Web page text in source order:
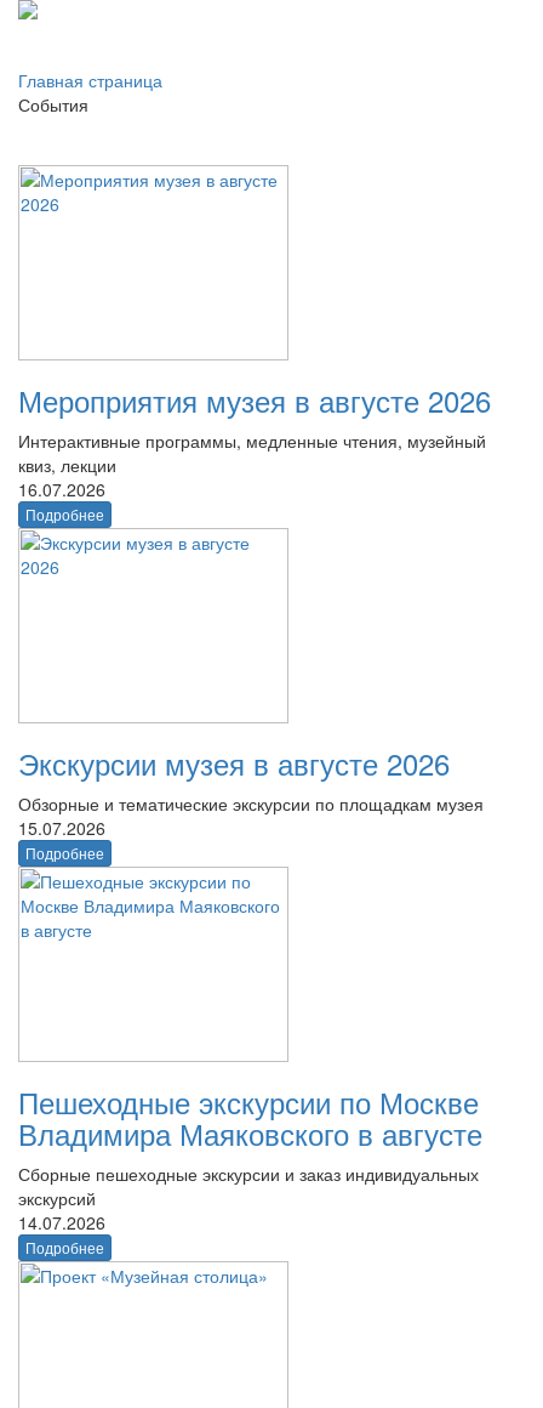
Главная страница
События
Мероприятия музея в августе 2026
Интерактивные программы, медленные чтения, музейный
квиз, лекции
16.07.2026
Подробнее
Экскурсии музея в августе 2026
Обзорные и тематические экскурсии по площадкам музея
15.07.2026
Подробнее
Пешеходные экскурсии по Москве
Владимира Маяковского в августе
Сборные пешеходные экскурсии и заказ индивидуальных
экскурсий
14.07.2026
Подробнее